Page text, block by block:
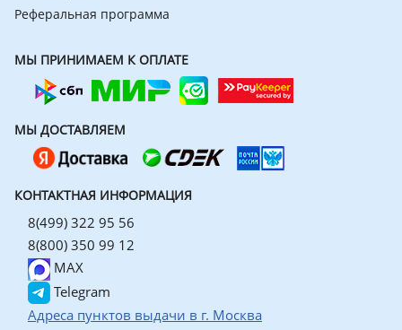
Реферальная программа
МЫ ПРИНИМАЕМ К ОПЛАТЕ
МЫ ДОСТАВЛЯЕМ
КОНТАКТНАЯ ИНФОРМАЦИЯ
8(499) 322 95 56
8(800) 350 99 12
MAX
Telegram
Адреса пунктов выдачи в г. Москва